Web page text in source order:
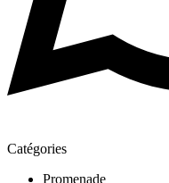
Catégories
Promenade